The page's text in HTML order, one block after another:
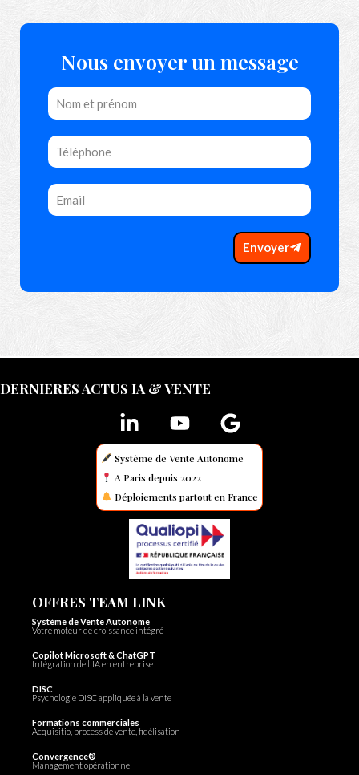
Nous envoyer un message
Envoyer
DERNIERES ACTUS IA & VENTE
Système de Vente Autonome
A Paris depuis 2022
Déploiements partout en France
OFFRES TEAM LINK
Système de Vente Autonome
Votre moteur de croissance intégré
Copilot Microsoft & ChatGPT
Intégration de l'IA en entreprise
DISC
Psychologie DISC appliquée à la vente
Formations commerciales
Acquisitio, process de vente, fidélisation
Convergence®
Management opérationnel